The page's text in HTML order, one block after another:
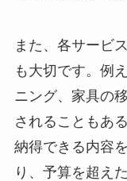
また、各サービ
も大切です。例
ニング、家具の
されることもあ
納得できる内容
り、予算を超え